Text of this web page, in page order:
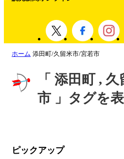
ホーム 添田町/久留米市/宮若市
「 添田町 ,
市 」タグを
ピックアップ